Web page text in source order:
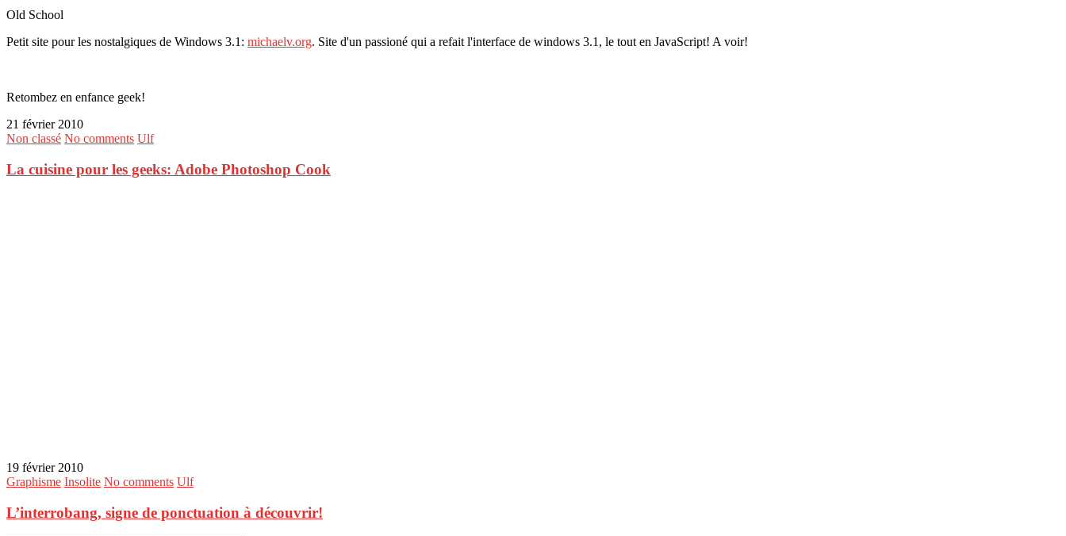
Old School
Petit site pour les nostalgiques de Windows 3.1: michaelv.org. Site d'un passioné qui a refait l'interface de windows 3.1, le tout en JavaScript! A voir!
Retombez en enfance geek!
21 février 2010
Non classé No comments Ulf
La cuisine pour les geeks: Adobe Photoshop Cook
19 février 2010
Graphisme Insolite No comments Ulf
L’interrobang, signe de ponctuation à découvrir!